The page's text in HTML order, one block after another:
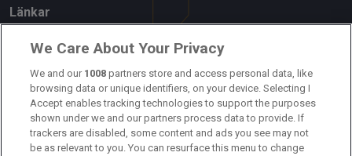
Aldijana Talic
Digital Sportsmedia i Norden AB
Org.nr: 559409-9698
c/o Better Collective
Norrlandsgatan 11
We Care About Your Privacy
We and our 1008 partners store and access personal data, like
browsing data or unique identifiers, on your device. Selecting I
Accept enables tracking technologies to support the purposes
shown under we and our partners process data to provide. If
trackers are disabled, some content and ads you see may not
be as relevant to you. You can resurface this menu to change